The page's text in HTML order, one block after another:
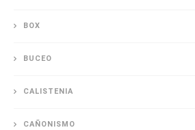
BOX
BUCEO
CALISTENIA
CAÑONISMO